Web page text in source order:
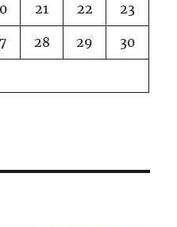
21 22 23
28 29 30